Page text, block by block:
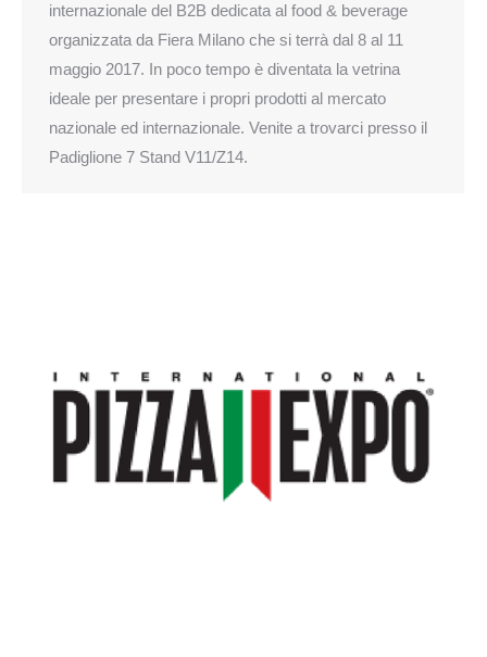
internazionale del B2B dedicata al food & beverage
organizzata da Fiera Milano che si terrà dal 8 al 11
maggio 2017. In poco tempo è diventata la vetrina
ideale per presentare i propri prodotti al mercato
nazionale ed internazionale. Venite a trovarci presso il
Padiglione 7 Stand V11/Z14.